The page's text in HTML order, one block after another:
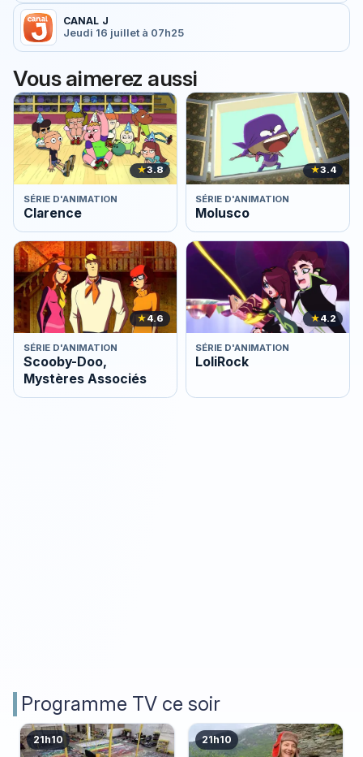
CANAL J
Jeudi 16 juillet à 07h25
Vous aimerez aussi
★3.8
SÉRIE D'ANIMATION
Clarence
★3.4
SÉRIE D'ANIMATION
Molusco
★4.6
SÉRIE D'ANIMATION
Scooby-Doo,
Mystères Associés
★4.2
SÉRIE D'ANIMATION
LoliRock
Programme TV ce soir
21h10 21h10